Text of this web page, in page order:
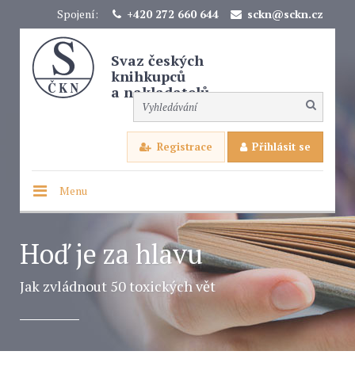
Spojení: +420 272 660 644 sckn@sckn.cz
Svaz českých
knihkupců
a nakladatelů
Registrace Přihlásit se
Menu
Hoď je za hlavu
Jak zvládnout 50 toxických vět